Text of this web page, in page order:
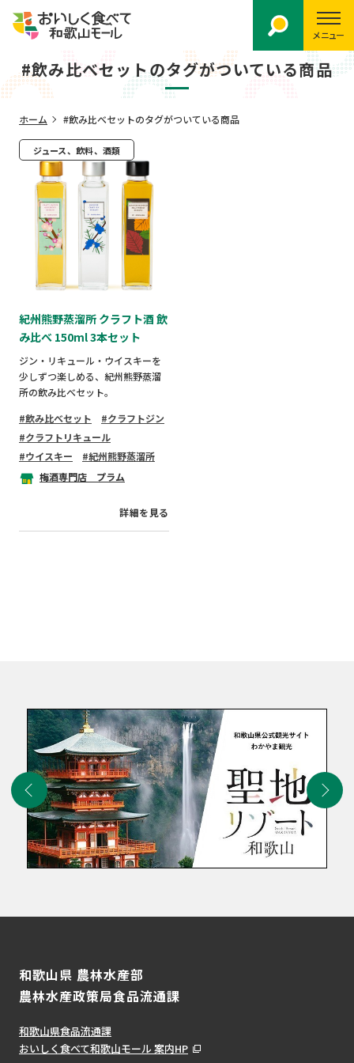
メニュー
#飲み比べセットのタグがついている商品
ホーム #飲み比べセットのタグがついている商品
ジュース、飲料、酒類
紀州熊野蒸溜所 クラフト酒 飲
み比べ 150ml 3本セット
ジン・リキュール・ウイスキーを
少しずつ楽しめる、紀州熊野蒸溜
所の飲み比べセット。
飲み比べセット
クラフトジン
クラフトリキュール
ウイスキー
紀州熊野蒸溜所
梅酒専門店 プラム
詳細を見る
和歌山県 農林水産部
農林水産政策局食品流通課
和歌山県食品流通課
おいしく食べて和歌山モール 案内HP